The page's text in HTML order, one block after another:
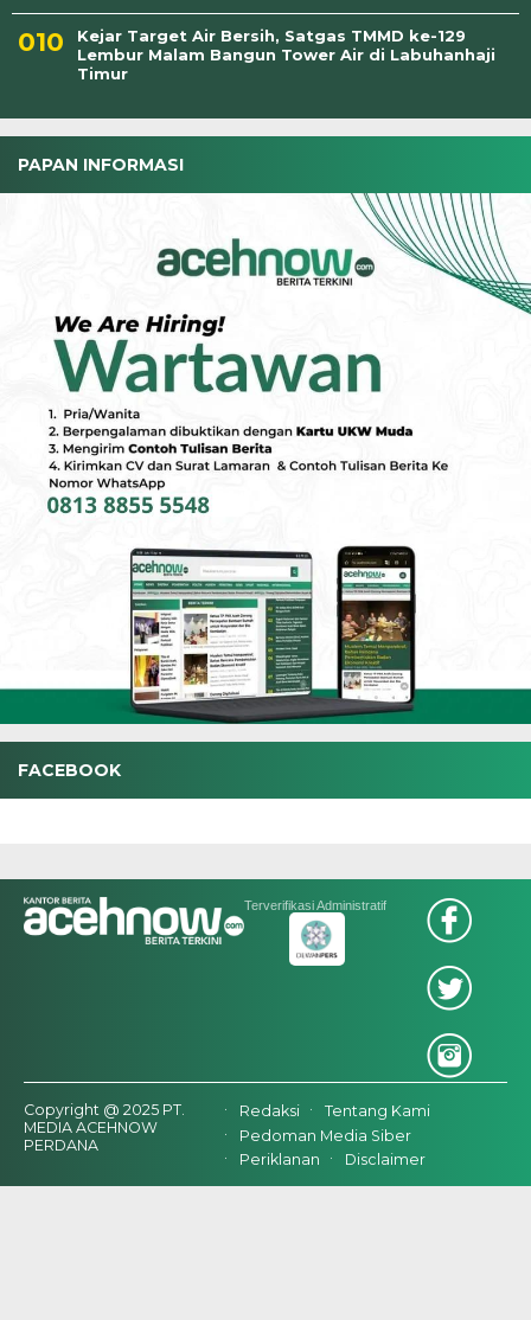
Kejar Target Air Bersih, Satgas TMMD ke-129
Lembur Malam Bangun Tower Air di Labuhanhaji
Timur
PAPAN INFORMASI
FACEBOOK
Terverifikasi Administratif
Copyright @ 2025 PT.
MEDIA ACEHNOW
PERDANA
Redaksi
Tentang Kami
Pedoman Media Siber
Periklanan
Disclaimer